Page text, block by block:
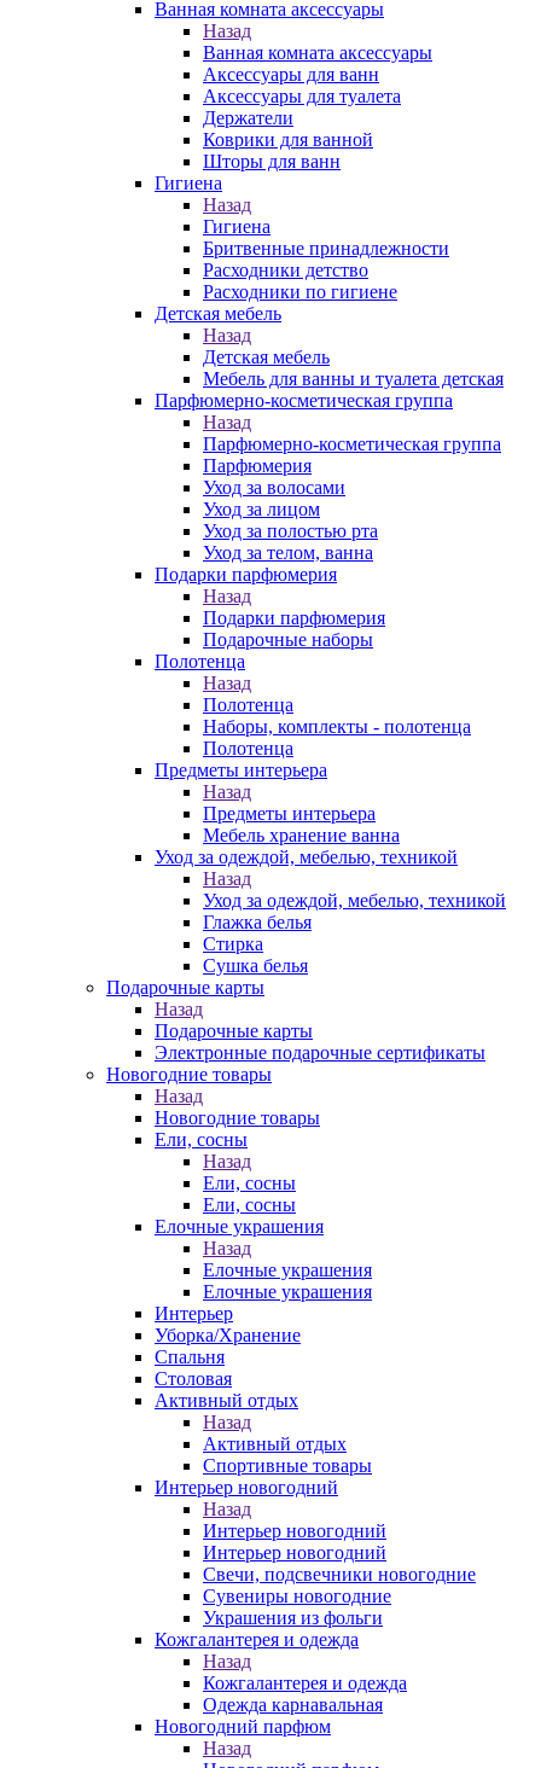
Ванная комната аксессуары
Назад
Ванная комната аксессуары
Аксессуары для ванн
Аксессуары для туалета
Держатели
Коврики для ванной
Шторы для ванн
Гигиена
Назад
Гигиена
Бритвенные принадлежности
Расходники детство
Расходники по гигиене
Детская мебель
Назад
Детская мебель
Мебель для ванны и туалета детская
Парфюмерно-косметическая группа
Назад
Парфюмерно-косметическая группа
Парфюмерия
Уход за волосами
Уход за лицом
Уход за полостью рта
Уход за телом, ванна
Подарки парфюмерия
Назад
Подарки парфюмерия
Подарочные наборы
Полотенца
Назад
Полотенца
Наборы, комплекты - полотенца
Полотенца
Предметы интерьера
Назад
Предметы интерьера
Мебель хранение ванна
Уход за одеждой, мебелью, техникой
Назад
Уход за одеждой, мебелью, техникой
Глажка белья
Стирка
Сушка белья
Подарочные карты
Назад
Подарочные карты
Электронные подарочные сертификаты
Новогодние товары
Назад
Новогодние товары
Ели, сосны
Назад
Ели, сосны
Ели, сосны
Елочные украшения
Назад
Елочные украшения
Елочные украшения
Интерьер
Уборка/Хранение
Спальня
Столовая
Активный отдых
Назад
Активный отдых
Спортивные товары
Интерьер новогодний
Назад
Интерьер новогодний
Интерьер новогодний
Свечи, подсвечники новогодние
Сувениры новогодние
Украшения из фольги
Кожгалантерея и одежда
Назад
Кожгалантерея и одежда
Одежда карнавальная
Новогодний парфюм
Назад